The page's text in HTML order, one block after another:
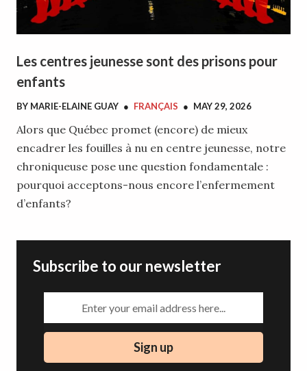
Les centres jeunesse sont des prisons pour
enfants
BY MARIE-ELAINE GUAY ● FRANÇAIS ● MAY 29, 2026
Alors que Québec promet (encore) de mieux
encadrer les fouilles à nu en centre jeunesse, notre
chroniqueuse pose une question fondamentale :
pourquoi acceptons-nous encore l’enfermement
d’enfants?
Subscribe to our newsletter
Sign up